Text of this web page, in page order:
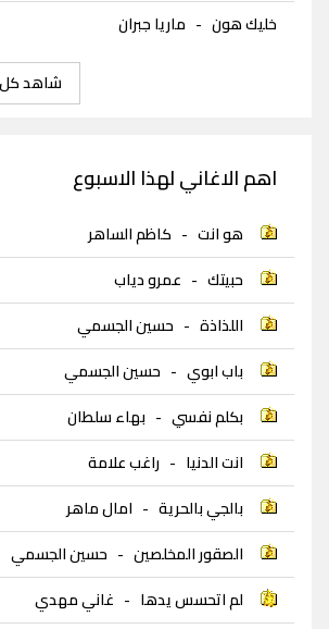
خليك هون - ماريا جبران
شاهد كل
اهم الاغاني لهذا الاسبوع
هو انت - كاظم الساهر
حبيتك - عمرو دياب
اللذاذة - حسين الجسمي
باب ابوي - حسين الجسمي
بكلم نفسي - بهاء سلطان
انت الدنيا - راغب علامة
بالجي بالحرية - امال ماهر
الصقور المخلصين - حسين الجسمي
لم اتحسس يدها - غاني مهدي